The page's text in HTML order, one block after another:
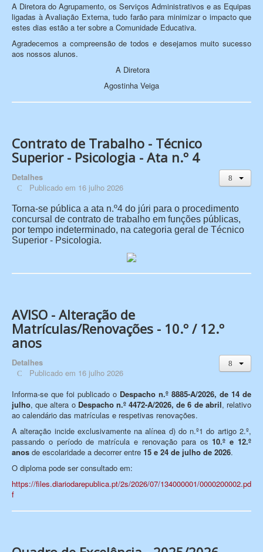
A Diretora do Agrupamento, os Serviços Administrativos e as Equipas
ligadas à Avaliação Externa, tudo farão para minimizar o impacto que
estes dias estão a ter sobre a Comunidade Educativa.
Agradecemos a compreensão de todos e desejamos muito sucesso
aos nossos alunos.
A Diretora
Agostinha Veiga
Contrato de Trabalho - Técnico
Superior - Psicologia - Ata n.º 4
Detalhes
Publicado em 16 julho 2026
Torna-se pública a ata n.º4 do júri para o procedimento
concursal de contrato de trabalho em funções públicas,
por tempo indeterminado, na categoria geral de Técnico
Superior - Psicologia.
AVISO - Alteração de
Matrículas/Renovações - 10.º / 12.º
anos
Detalhes
Publicado em 16 julho 2026
Informa-se que foi publicado o Despacho n.º 8885-A/2026, de 14 de
julho, que altera o Despacho n.º 4472-A/2026, de 6 de abril, relativo
ao calendário das matrículas e respetivas renovações.
A alteração incide exclusivamente na alínea d) do n.º1 do artigo 2.º,
passando o período de matrícula e renovação para os10.º e 12.º
anos de escolaridade a decorrer entre 15 e 24 de julho de 2026.
O diploma pode ser consultado em:
https://files.diariodarepublica.pt/2s/2026/07/134000001/0000200002.pd
f